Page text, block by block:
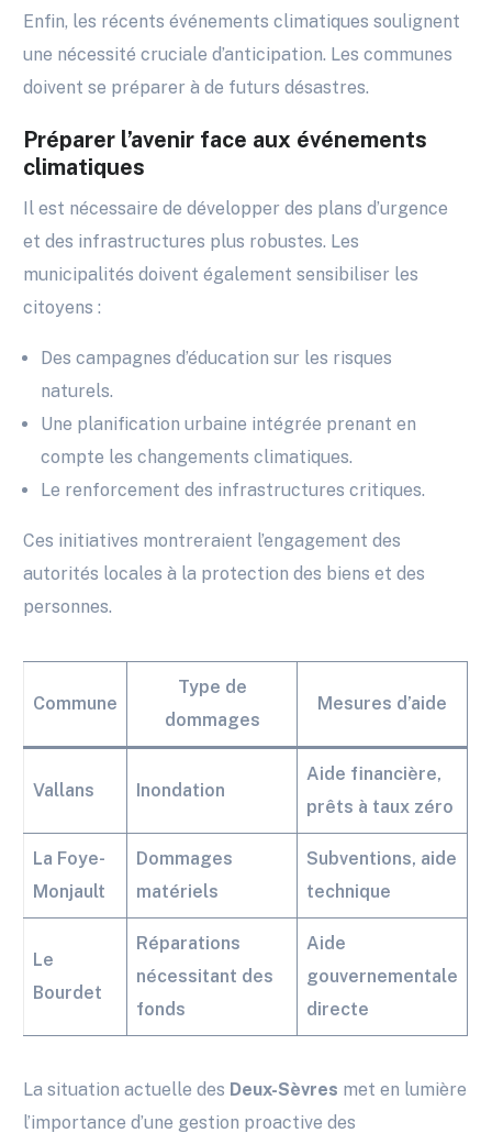
Enfin, les récents événements climatiques soulignent
une nécessité cruciale d’anticipation. Les communes
doivent se préparer à de futurs désastres.
Préparer l’avenir face aux événements
climatiques
Il est nécessaire de développer des plans d’urgence
et des infrastructures plus robustes. Les
municipalités doivent également sensibiliser les
citoyens :
Des campagnes d’éducation sur les risques
naturels.
Une planification urbaine intégrée prenant en
compte les changements climatiques.
Le renforcement des infrastructures critiques.
Ces initiatives montreraient l’engagement des
autorités locales à la protection des biens et des
personnes.
Commune
Type de
dommages
Mesures d’aide
Vallans Inondation
Aide financière,
prêts à taux zéro
La Foye-
Monjault
Dommages
matériels
Subventions, aide
technique
Le
Bourdet
Réparations
nécessitant des
fonds
Aide
gouvernementale
directe
La situation actuelle des Deux-Sèvres met en lumière
l’importance d’une gestion proactive des